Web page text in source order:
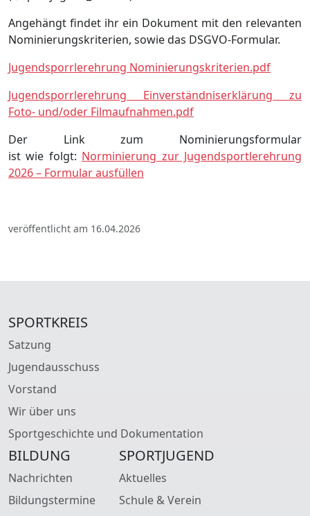
Angehängt findet ihr ein Dokument mit den relevanten
Nominierungskriterien, sowie das DSGVO-Formular.
Jugendsporrlerehrung Nominierungskriterien.pdf
Jugendsporrlerehrung Einverständniserklärung zu
Foto- und/oder Filmaufnahmen.pdf
Der Link zum Nominierungsformular
ist wie folgt: Norminierung zur Jugendsportlerehrung
2026 – Formular ausfüllen
veröffentlicht am 16.04.2026
SPORTKREIS
Satzung
Jugendausschuss
Vorstand
Wir über uns
Sportgeschichte und Dokumentation
BILDUNG
Nachrichten
Bildungstermine
SPORTJUGEND
Aktuelles
Schule & Verein